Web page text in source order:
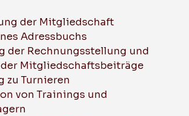
der Mitgliedschaft
Adressbuchs
der Rechnungsstellung und
der Mitgliedschaftsbeiträge
zu Turnieren
von Trainings und